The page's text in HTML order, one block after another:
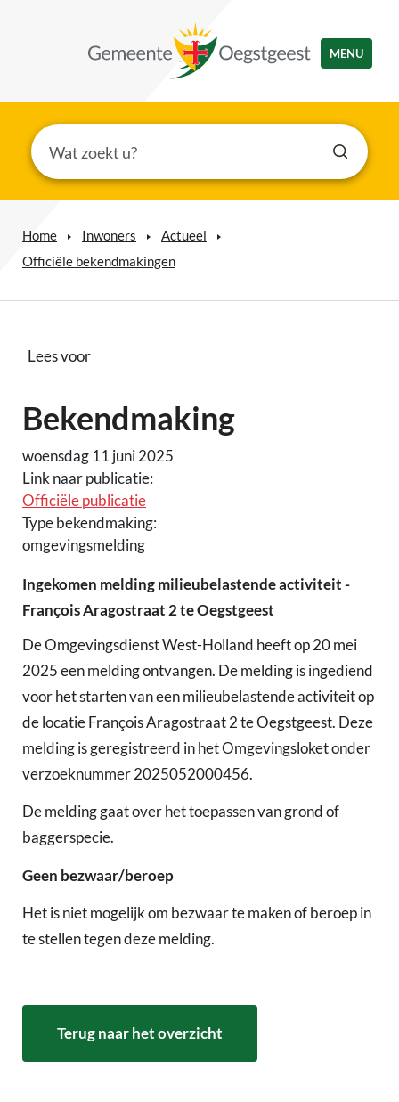
MENU
Home Inwoners
Actueel
Officiële bekendmakingen
Lees voor
Bekendmaking
woensdag 11 juni 2025
Link naar publicatie:
Officiële publicatie
Type bekendmaking:
omgevingsmelding
Ingekomen melding milieubelastende activiteit -
François Aragostraat 2 te Oegstgeest
De Omgevingsdienst West-Holland heeft op 20 mei
2025 een melding ontvangen. De melding is ingediend
voor het starten van een milieubelastende activiteit op
de locatie François Aragostraat 2 te Oegstgeest. Deze
melding is geregistreerd in het Omgevingsloket onder
verzoeknummer 2025052000456.
De melding gaat over het toepassen van grond of
baggerspecie.
Geen bezwaar/beroep
Het is niet mogelijk om bezwaar te maken of beroep in
te stellen tegen deze melding.
Terug naar het overzicht